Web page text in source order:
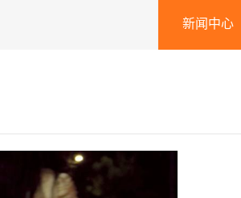
新闻中心